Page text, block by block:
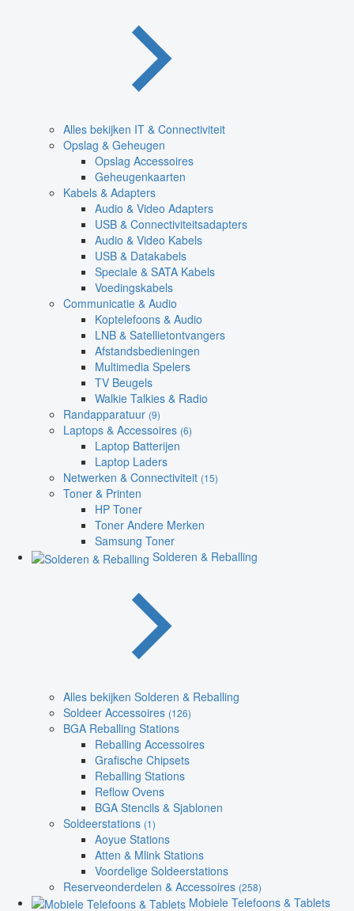
Alles bekijken IT & Connectiviteit
Opslag & Geheugen
Opslag Accessoires
Geheugenkaarten
Kabels & Adapters
Audio & Video Adapters
USB & Connectiviteitsadapters
Audio & Video Kabels
USB & Datakabels
Speciale & SATA Kabels
Voedingskabels
Communicatie & Audio
Koptelefoons & Audio
LNB & Satellietontvangers
Afstandsbedieningen
Multimedia Spelers
TV Beugels
Walkie Talkies & Radio
Randapparatuur (9)
Laptops & Accessoires (6)
Laptop Batterijen
Laptop Laders
Netwerken & Connectiviteit (15)
Toner & Printen
HP Toner
Toner Andere Merken
Samsung Toner
Solderen & Reballing
Alles bekijken Solderen & Reballing
Soldeer Accessoires (126)
BGA Reballing Stations
Reballing Accessoires
Grafische Chipsets
Reballing Stations
Reflow Ovens
BGA Stencils & Sjablonen
Soldeerstations (1)
Aoyue Stations
Atten & Mlink Stations
Voordelige Soldeerstations
Reserveonderdelen & Accessoires (258)
Mobiele Telefoons & Tablets